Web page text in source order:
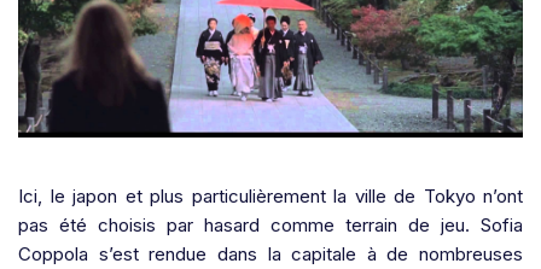
Ici, le japon et plus particulièrement la ville de Tokyo n’ont
pas été choisis par hasard comme terrain de jeu. Sofia
Coppola s’est rendue dans la capitale à de nombreuses